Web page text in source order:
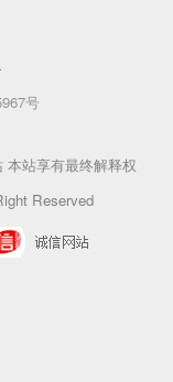
号
本站享有最终解释权
Reserved